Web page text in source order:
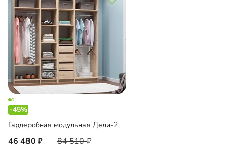
-45%
Гардеробная модульная Дели-2
46 480 84 510